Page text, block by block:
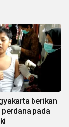
berikan
pada